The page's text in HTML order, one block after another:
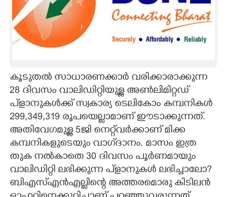
ART
ASTRO
LITERATURE
ZOOM
CONTACT US
കൂടുതൽ സാധാരണക്കാർ വരിക്കാരാക്കുന്ന
28 ദിവസം വാലിഡിറ്റിയുള്ള അൺലിമിറ്റഡ്
പ്‌ളാനുകൾക്ക് സ്വകാര്യ ടെലികോം ‌കമ്പനികൾ
299,349,319 രൂപയെല്ലാമാണ് ഈടാക്കുന്നത്.
അതിവേഗമുള്ള 5ജി നെറ്റ്‌വർക്കാണ് മിക്ക
കമ്പനികളുടെയും വാഗ്‌ദാനം. മാസം ഇത്ര
തുക നൽകാതെ 30 ദിവസം പൂർണമായും
വാലിഡിറ്റി ലഭിക്കുന്ന പ്‌ളാനുകൾ ലഭിച്ചാലോ?
ബിഎസ്‌എൻഎല്ലിന്റെ അത്തരമൊരു കിടിലൻ